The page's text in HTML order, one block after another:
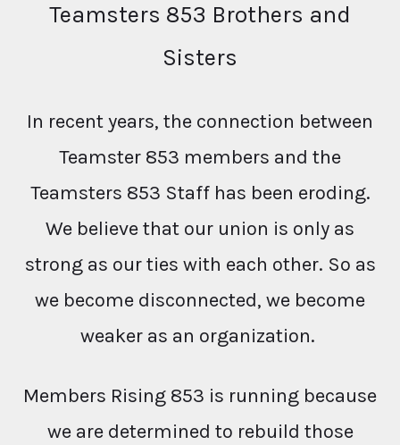
Teamsters 853 Brothers and
Sisters
In recent years, the connection between
Teamster 853 members and the
Teamsters 853 Staff has been eroding.
We believe that our union is only as
strong as our ties with each other. So as
we become disconnected, we become
weaker as an organization.
Members Rising 853 is running because
we are determined to rebuild those